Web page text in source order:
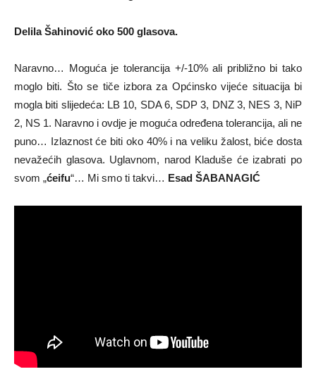
Delila Šahinović oko 500 glasova.
Naravno… Moguća je tolerancija +/-10% ali približno bi tako
moglo biti. Što se tiče izbora za Općinsko vijeće situacija bi
mogla biti slijedeća: LB 10, SDA 6, SDP 3, DNZ 3, NES 3, NiP
2, NS 1. Naravno i ovdje je moguća određena tolerancija, ali ne
puno… Izlaznost će biti oko 40% i na veliku žalost, biće dosta
nevažećih glasova. Uglavnom, narod Kladuše će izabrati po
svom „ćeifu“… Mi smo ti takvi… Esad ŠABANAGIĆ